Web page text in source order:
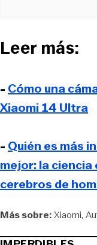
Leer más:
- Cómo una
Xiaomi 14 Ultra
- Quién es más
mejor: la
cerebros de
Más sobre:Xiaomi